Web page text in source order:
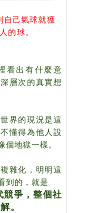
自己氣球就獲
的球。
看出有什麼意
層次的真實想
界的現況是這
懂得為他人設
個地獄一樣。
雜化，明明這
到的，就是
競爭，整個社
。